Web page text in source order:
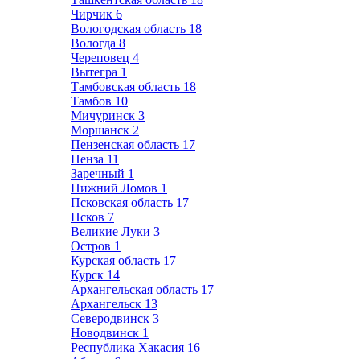
Чирчик 6
Вологодская область 18
Вологда 8
Череповец 4
Вытегра 1
Тамбовская область 18
Тамбов 10
Мичуринск 3
Моршанск 2
Пензенская область 17
Пенза 11
Заречный 1
Нижний Ломов 1
Псковская область 17
Псков 7
Великие Луки 3
Остров 1
Курская область 17
Курск 14
Архангельская область 17
Архангельск 13
Северодвинск 3
Новодвинск 1
Республика Хакасия 16